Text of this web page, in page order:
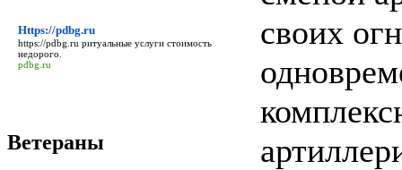
Https://pdbg.ru
https://pdbg.ru ритуальные услуги стоимость
недорого.
pdbg.ru
Ветераны
своих